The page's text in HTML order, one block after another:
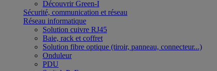
Découvrir Green-I
Sécurité, communication et réseau
Réseau informatique
Solution cuivre RJ45
Baie, rack et coffret
Solution fibre optique (tiroir, panneau, connecteur...)
Onduleur
PDU